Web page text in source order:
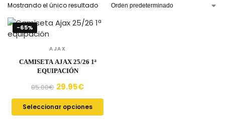
Mostrando el único resultado
-65%
AJAX
CAMISETA AJAX 25/26 1ª
EQUIPACIÓN
85.00€ 29.95€
Seleccionar opciones